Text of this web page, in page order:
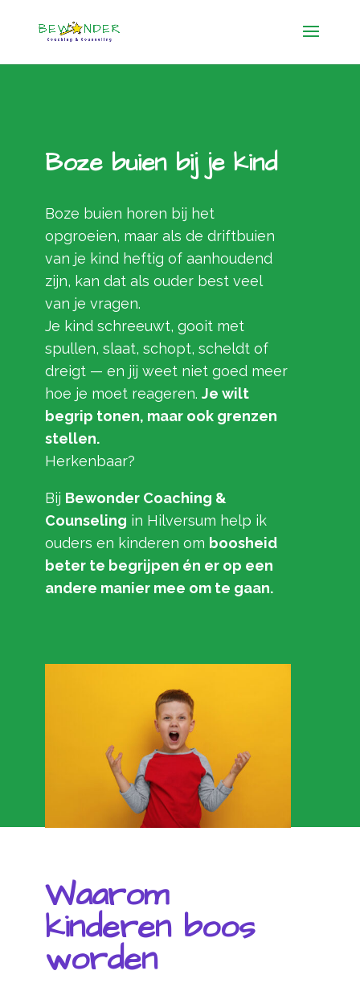
Boze buien bij je kind
Boze buien horen bij het
opgroeien, maar als de driftbuien
van je kind heftig of aanhoudend
zijn, kan dat als ouder best veel
van je vragen.
Je kind schreeuwt, gooit met
spullen, slaat, schopt, scheldt of
dreigt — en jij weet niet goed meer
hoe je moet reageren. Je wilt
begrip tonen, maar ook grenzen
stellen.
Herkenbaar?
Bij Bewonder Coaching &
Counseling in Hilversum help ik
ouders en kinderen om boosheid
beter te begrijpen én er op een
andere manier mee om te gaan.
Waarom
kinderen boos
worden